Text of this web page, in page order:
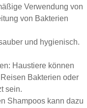
Verwendung von
von Bakterien
und hygienisch.
Haustiere können
Bakterien oder
sein.
Shampoos kann dazu